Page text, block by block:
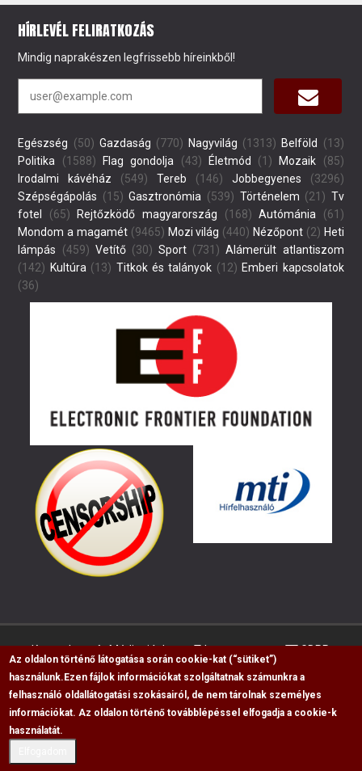
HÍRLEVÉL FELIRATKOZÁS
Mindig naprakészen legfrissebb híreinkből!
Egészség (50) Gazdaság (770) Nagyvilág (1313) Belföld
(13)
Politika (1588) Flag gondolja (43) Életmód (1) Mozaik (85)
Irodalmi kávéház (549) Tereb (146) Jobbegyenes (3296)
Szépségápolás (15) Gasztronómia (539) Történelem (21) Tv
fotel
(65) Rejtőzködő magyarország (168) Autómánia (61)
Mondom a magamét (9465) Mozi világ (440) Nézőpont (2) Heti
lámpás (459) Vetítő(30) Sport (731) Alámerült atlantiszom
(142) Kultúra (13) Titkok és talányok (12) Emberi kapcsolatok
(36)
Kapcsolat Médiaajánlat Impresszum GDPR
RSS
Copyright © 2009-2026, Flag Polgári Magazin saját
megjelölésével lehetséges
Az oldalon történő látogatása során cookie-kat (“sütiket”)
használunk. Ezen fájlok információkat szolgáltatnak számunkra a
felhasználó oldallátogatási szokásairól, de nem tárolnak személyes
információkat. Az oldalon történő továbblépéssel elfogadja a cookie-k
használatát.